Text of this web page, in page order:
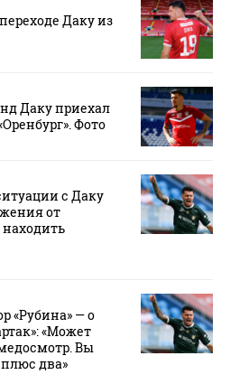
Даку из
Даку приехал
Фото
с Даку
от
«Рубина» — о
«Может
Вы
два»